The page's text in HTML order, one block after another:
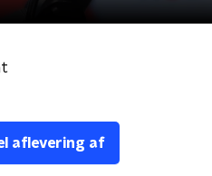
aflevering af